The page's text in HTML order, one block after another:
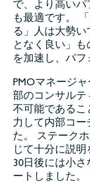
で、より高い
も最適です。
る」人は大勢
となく良い」
を加速し、パフ
PMOマネージ
部のコンサルテ
不可能であるこ
力して内部コー
た。 ステーク
じて十分に説
30日後には小
ートしました。